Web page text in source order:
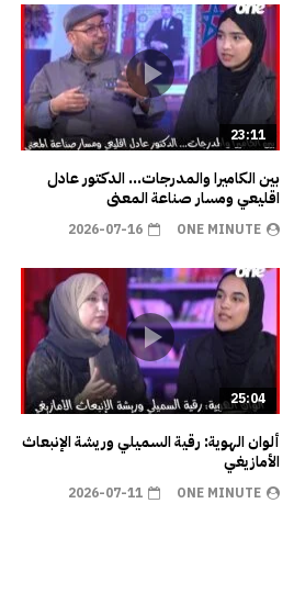
23:11
بين الكاميرا والمدرجات… الدكتور عادل
اقليعي ومسار صناعة المعنى
ONE MINUTE
2026-07-16
25:04
ألوان الهوية: رقية السميلي وريشة الإنبعاث
الأمازيغي
ONE MINUTE
2026-07-11